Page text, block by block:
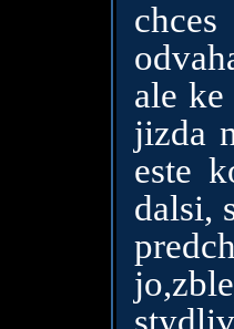
ale
jizda
este
dalsi,